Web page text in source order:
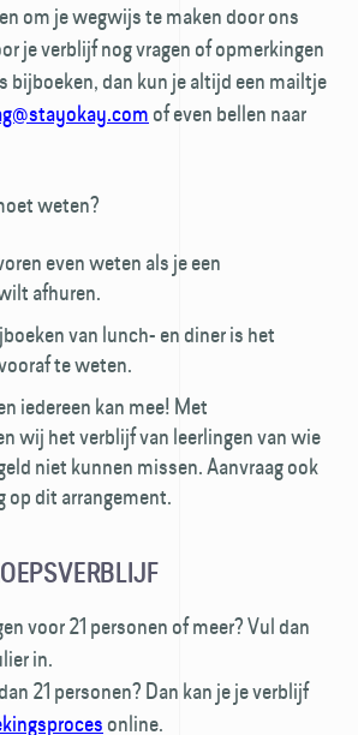
om je wegwijs te maken door ons
je verblijf nog vragen of opmerkingen
bijboeken, dan kun je altijd een mailtje
of even bellen naar
weten?
even weten als je een
afhuren.
van lunch- en diner is het
te weten.
iedereen kan mee! Met
wij het verblijf van leerlingen van wie
niet kunnen missen. Aanvraag ook
op dit arrangement.
voor 21 personen of meer? Vul dan
in.
21 personen? Dan kan je je verblijf
online.